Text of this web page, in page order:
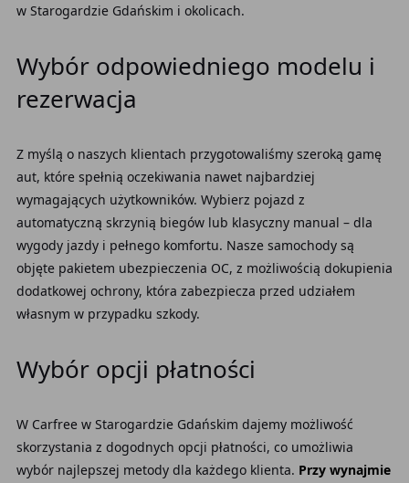
w Starogardzie Gdańskim i okolicach.
Wybór odpowiedniego modelu i
rezerwacja
Z myślą o naszych klientach przygotowaliśmy szeroką gamę
aut, które spełnią oczekiwania nawet najbardziej
wymagających użytkowników. Wybierz pojazd z
automatyczną skrzynią biegów lub klasyczny manual – dla
wygody jazdy i pełnego komfortu. Nasze samochody są
objęte pakietem ubezpieczenia OC, z możliwością dokupienia
dodatkowej ochrony, która zabezpiecza przed udziałem
własnym w przypadku szkody.
Wybór opcji płatności
W Carfree w Starogardzie Gdańskim dajemy możliwość
skorzystania z dogodnych opcji płatności, co umożliwia
wybór najlepszej metody dla każdego klienta. Przy wynajmie